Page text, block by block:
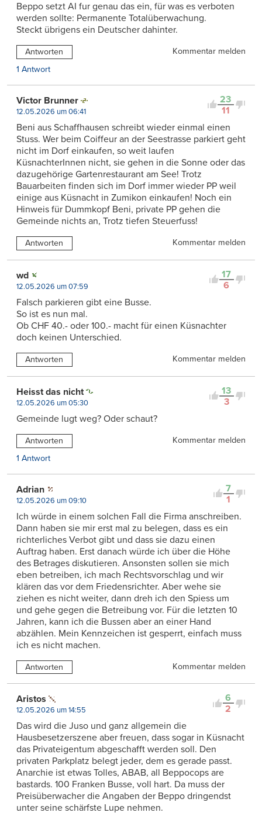
Beppo setzt AI fur genau das ein, für was es verboten
werden sollte: Permanente Totalüberwachung.
Steckt übrigens ein Deutscher dahinter.
Antworten
Kommentar melden
1 Antwort
23
11
Victor Brunner
12.05.2026 um 06:41
Beni aus Schaffhausen schreibt wieder einmal einen
Stuss. Wer beim Coiffeur an der Seestrasse parkiert geht
nicht im Dorf einkaufen, so weit laufen
KüsnachterInnen nicht, sie gehen in die Sonne oder das
dazugehörige Gartenrestaurant am See! Trotz
Bauarbeiten finden sich im Dorf immer wieder PP weil
einige aus Küsnacht in Zumikon einkaufen! Noch ein
Hinweis für Dummkopf Beni, private PP gehen die
Gemeinde nichts an, Trotz tiefen Steuerfuss!
Antworten Kommentar melden
17
6
wd
12.05.2026 um 07:59
Falsch parkieren gibt eine Busse.
So ist es nun mal.
Ob CHF 40.- oder 100.- macht für einen Küsnachter
doch keinen Unterschied.
Antworten Kommentar melden
13
3
Heisst das nicht
12.05.2026 um 05:30
Gemeinde lugt weg? Oder schaut?
Antworten
Kommentar melden
1 Antwort
7
1
Adrian
12.05.2026 um 09:10
Ich würde in einem solchen Fall die Firma anschreiben.
Dann haben sie mir erst mal zu belegen, dass es ein
richterliches Verbot gibt und dass sie dazu einen
Auftrag haben. Erst danach würde ich über die Höhe
des Betrages diskutieren. Ansonsten sollen sie mich
eben betreiben, ich mach Rechtsvorschlag und wir
klären das vor dem Friedensrichter. Aber wehe sie
ziehen es nicht weiter, dann dreh ich den Spiess um
und gehe gegen die Betreibung vor. Für die letzten 10
Jahren, kann ich die Bussen aber an einer Hand
abzählen. Mein Kennzeichen ist gesperrt, einfach muss
ich es nicht machen.
Antworten Kommentar melden
6
2
Aristos
12.05.2026 um 14:55
Das wird die Juso und ganz allgemein die
Hausbesetzerszene aber freuen, dass sogar in Küsnacht
das Privateigentum abgeschafft werden soll. Den
privaten Parkplatz belegt jeder, dem es gerade passt.
Anarchie ist etwas Tolles, ABAB, all Beppocops are
bastards. 100 Franken Busse, voll hart. Da muss der
Preisüberwacher die Angaben der Beppo dringendst
unter seine schärfste Lupe nehmen.